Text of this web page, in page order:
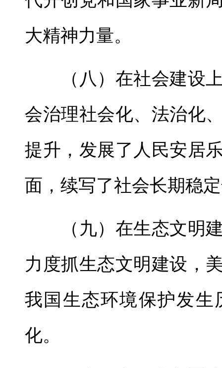
大精神力量。
（八）在社会建设上
会治理社会化、法治化
提升，发展了人民安居
面，续写了社会长期稳
（九）在生态文明建
力度抓生态文明建设，
我国生态环境保护发
化。